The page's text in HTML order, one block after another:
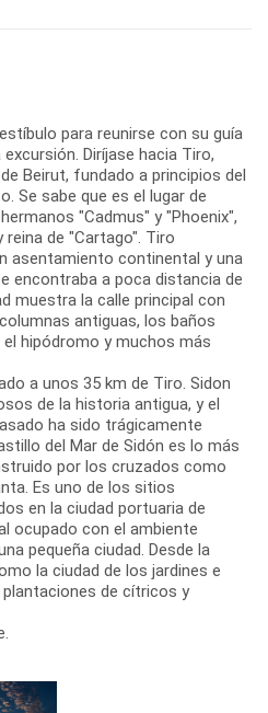
para reunirse con su guía
Diríjase hacia Tiro,
Beirut, fundado a principios del
Se sabe que es el lugar de
"Cadmus" y "Phoenix",
de "Cartago". Tiro
asentamiento continental y una
encontraba a poca distancia de
muestra la calle principal con
antiguas, los baños
hipódromo y muchos más
a unos 35 km de Tiro. Sidon
de la historia antigua, y el
ha sido trágicamente
del Mar de Sidón es lo más
por los cruzados como
Es uno de los sitios
en la ciudad portuaria de
ocupado con el ambiente
pequeña ciudad. Desde la
la ciudad de los jardines e
de cítricos y